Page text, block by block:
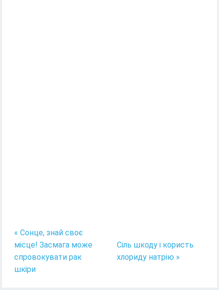
« Сонце, знай своє
місце! Засмага може
спровокувати рак
шкіри
Сіль шкоду і користь
хлориду натрію »